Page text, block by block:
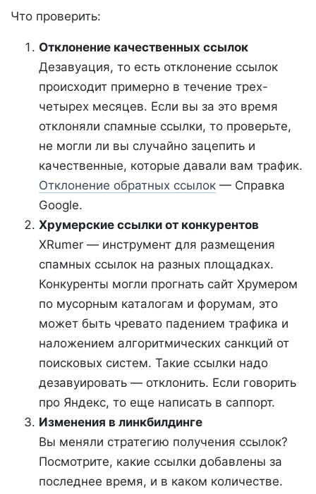
Что проверить:
Отклонение качественных ссылок
Дезавуация, то есть отклонение ссылок
происходит примерно в течение трех-
четырех месяцев. Если вы за это время
отклоняли спамные ссылки, то проверьте,
не могли ли вы случайно зацепить и
качественные, которые давали вам трафик.
Отклонение обратных ссылок — Справка
Google.
Хрумерские ссылки от конкурентов
XRumer — инструмент для размещения
спамных ссылок на разных площадках.
Конкуренты могли прогнать сайт Хрумером
по мусорным каталогам и форумам, это
может быть чревато падением трафика и
наложением алгоритмических санкций от
поисковых систем. Такие ссылки надо
дезавуировать — отклонить. Если говорить
про Яндекс, то еще написать в саппорт.
Изменения в линкбилдинге
Вы меняли стратегию получения ссылок?
Посмотрите, какие ссылки добавлены за
последнее время, и в каком количестве.